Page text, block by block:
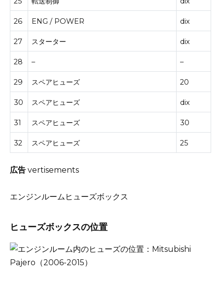
26 ENG / POWER dix
27 スターター dix
28 – –
29 スペアヒューズ 20
30 スペアヒューズ dix
31 スペアヒューズ 30
32 スペアヒューズ 25
広告 vertisements
エンジンルームヒューズボックス
ヒューズボックスの位置